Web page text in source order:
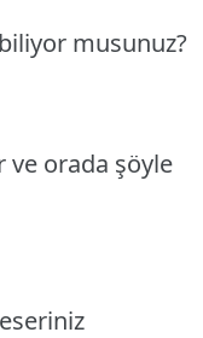
musunuz?
orada şöyle